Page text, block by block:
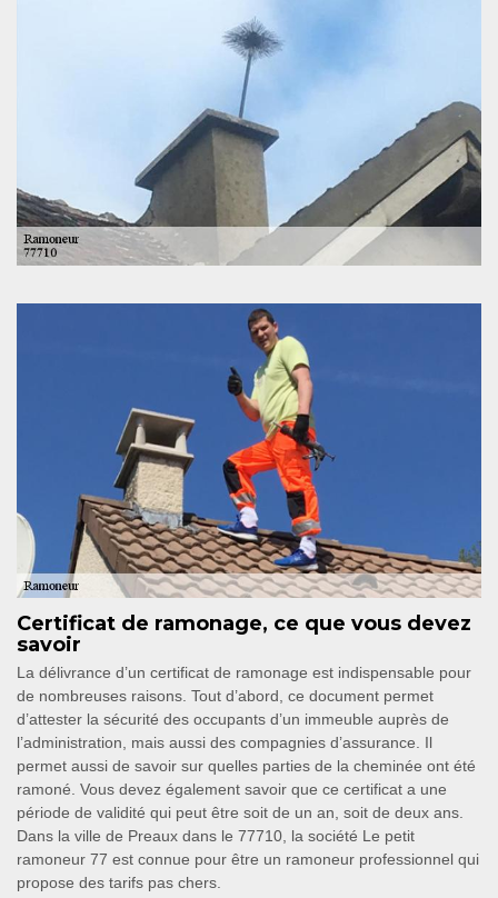
Certificat de ramonage, ce que vous devez
savoir
La délivrance d’un certificat de ramonage est indispensable pour
de nombreuses raisons. Tout d’abord, ce document permet
d’attester la sécurité des occupants d’un immeuble auprès de
l’administration, mais aussi des compagnies d’assurance. Il
permet aussi de savoir sur quelles parties de la cheminée ont été
ramoné. Vous devez également savoir que ce certificat a une
période de validité qui peut être soit de un an, soit de deux ans.
Dans la ville de Preaux dans le 77710, la société Le petit
ramoneur 77 est connue pour être un ramoneur professionnel qui
propose des tarifs pas chers.